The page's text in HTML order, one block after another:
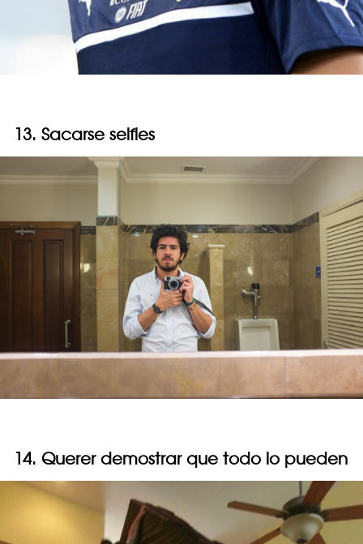
13. Sacarse selfies
14. Querer demostrar que todo lo pueden